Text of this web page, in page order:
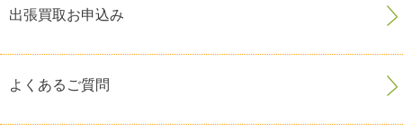
出張買取お申込み
よくあるご質問